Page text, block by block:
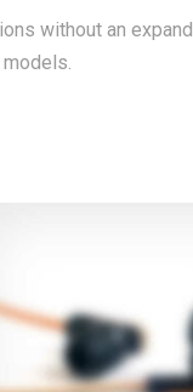
without an